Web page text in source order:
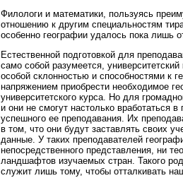
Филологи и математики, пользуясь
отношению к другим специальностям
особенно географии удалось пока лишь
Естественной подготовкой для
само собой разумеется,
особой склонностью и спо­собностями к
напряжением приобрести необходимое
университетского курса. Но для
и они не смогут настолько вработаться
успешного ее преподавания. Их
в том, что они будут заставлять своих
данные. У таких преподавателей
непосредственного представления, ни
ландшафтов изучаемых стран. Такого
служит лишь тому, чтобы отталкивать